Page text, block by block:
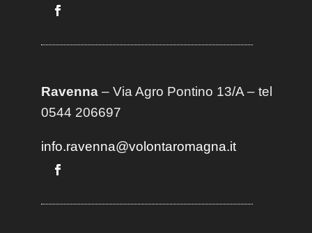
Ravenna– Via Agro Pontino 13/A– tel
0544 206697
info.ravenna@volontaromagna.it